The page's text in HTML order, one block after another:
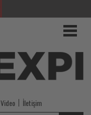
Video İletişim